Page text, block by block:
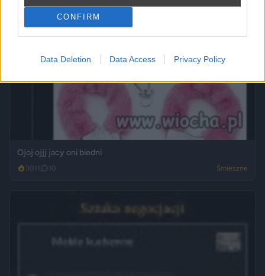
CONFIRM
Data Deletion Data Access Privacy Policy
Ojoj ojjj jacy oni biedni
3011 10 Śmieszne